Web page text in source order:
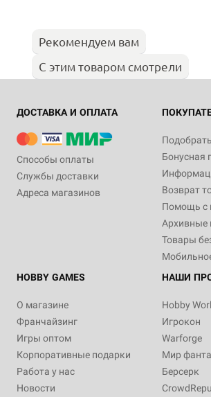
Рекомендуем вам
С этим товаром смотрели
ДОСТАВКА И ОПЛАТА
Способы оплаты
Службы доставки
Адреса магазинов
Бонусная
Возврат
Помощь с
Архивные
Товары
HOBBY GAMES
О магазине
Франчайзинг
Игры оптом
Корпоративные подарки
Работа у нас
Новости
НАШИ
Hobby
Игрокон
Warforge
Мир
Берсерк